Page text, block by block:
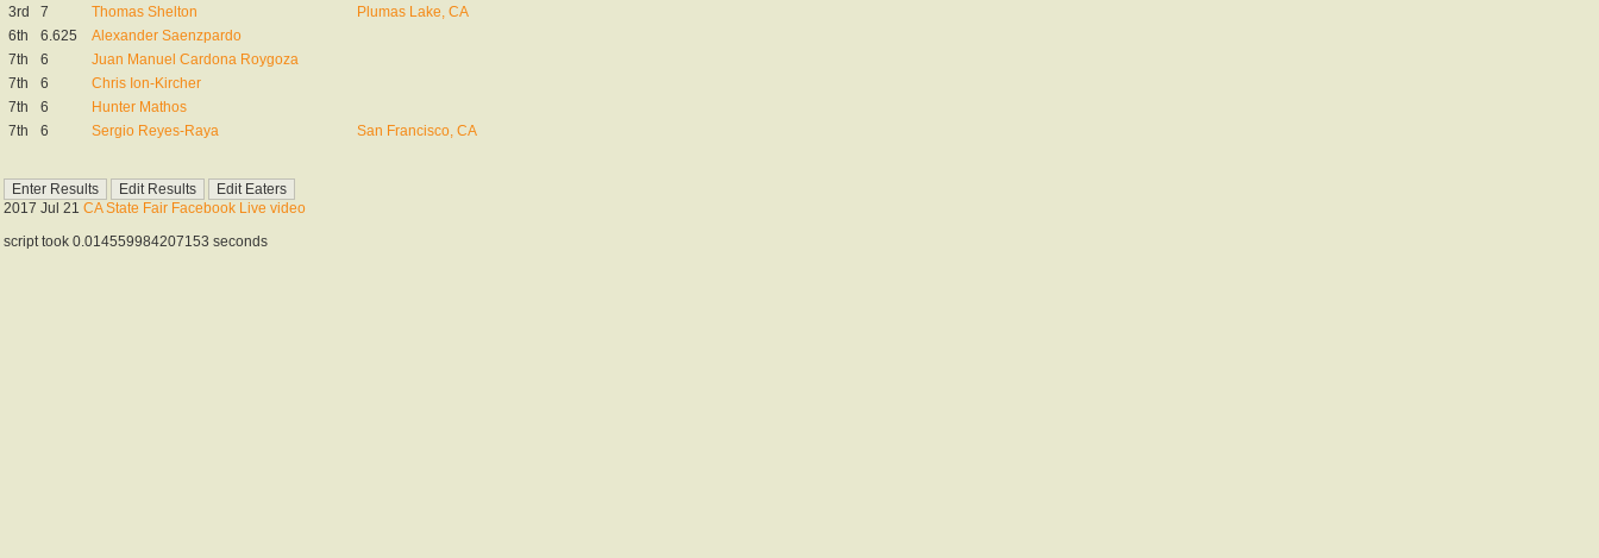
3rd
7 Thomas Shelton
Plumas Lake, CA
6th
6.625
Alexander Saenzpardo
7th
6
Juan Manuel Cardona Roygoza
7th
6
Chris Ion-Kircher
7th
6
Hunter Mathos
7th
6 Sergio Reyes-Raya San Francisco, CA
2017 Jul 21 CA State Fair Facebook Live video
script took 0.014559984207153 seconds